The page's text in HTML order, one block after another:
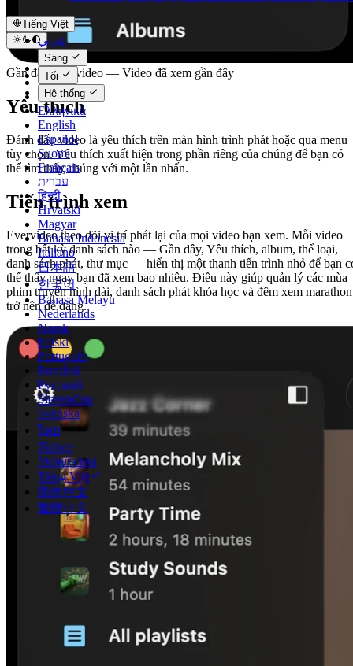
Tiếng Việt
عربي
Català
Čeština
Dansk
Deutsch
Ελληνικά
English
Español
Suomi
Français
עברית
हिन्दी
Hrvatski
Magyar
Bahasa Indonesia
Italiano
日本語
한국어
Bahasa Melayu
Nederlands
Norsk
Polski
Português
Română
Русский
Slovenčina
Svenska
ไทย
Türkçe
Українська
Tiếng Việt
简体中文
繁體中文
Sáng
Tối
Hệ thống
Gần đây Evervideo — Video đã xem gần đây
Yêu thích
Đánh dấu video là yêu thích trên màn hình trình phát hoặc qua menu
tùy chọn. Yêu thích xuất hiện trong phần riêng của chúng để bạn có
thể tìm thấy chúng với một lần nhấn.
Tiến trình xem
Evervideo theo dõi vị trí phát lại của mọi video bạn xem. Mỗi video
trong bất kỳ danh sách nào — Gần đây, Yêu thích, album, thể loại,
danh sách phát, thư mục — hiển thị một thanh tiến trình nhỏ để bạn
thể thấy ngay bạn đã xem bao nhiêu. Điều này giúp quản lý các mùa
phim truyền hình dài, danh sách phát khóa học và đêm xem marathon
trở nên dễ dàng.